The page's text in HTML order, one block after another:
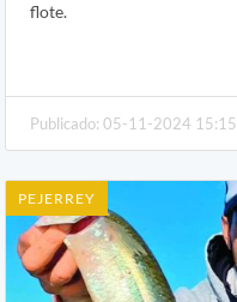
flote.
Publicado: 05-11-2024 15:15
PEJERREY